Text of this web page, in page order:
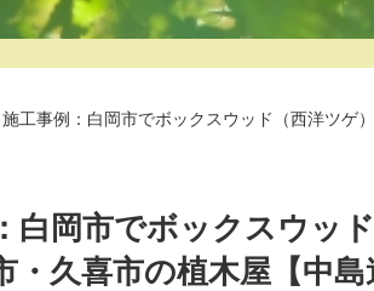
施工事例：白岡市でボックスウッド（西洋ツゲ
白岡市でボックスウッ
・久喜市の植木屋【中島